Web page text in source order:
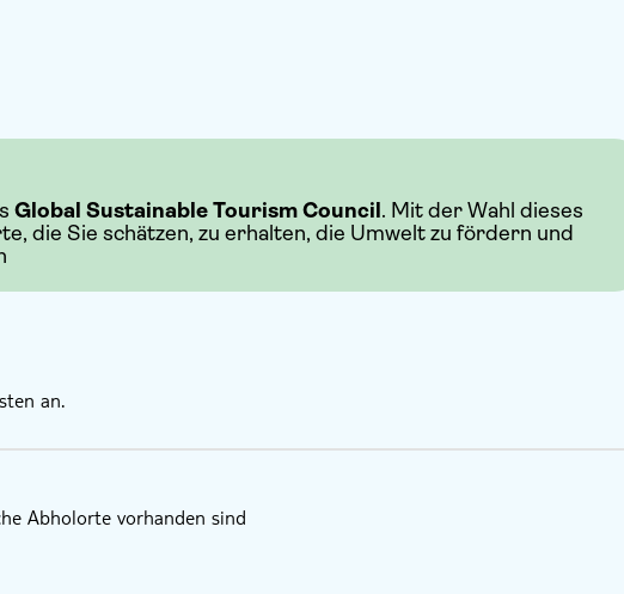
Global Sustainable Tourism Council . Mit der Wahl dieses
die Sie schätzen, zu erhalten, die Umwelt zu fördern und
an.
Abholorte vorhanden sind